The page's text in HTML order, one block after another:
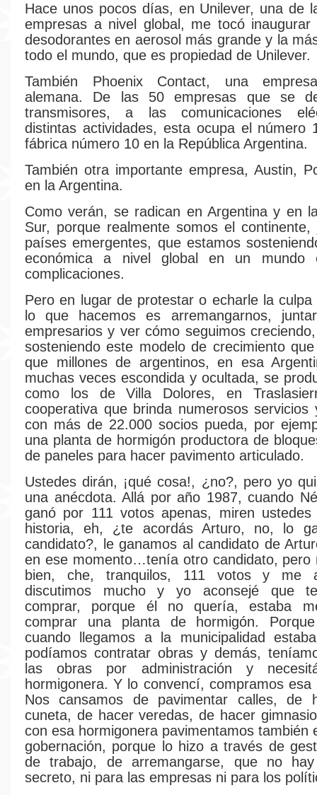
Hace unos pocos días, en Unilever, una de
empresas a nivel global, me tocó
desodorantes en aerosol más grande y la
todo el mundo, que es propiedad de Unilever.
También Phoenix Contact, una
alemana. De las 50 empresas que se
transmisores, a las comunicaciones
distintas actividades, esta ocupa el número
fábrica número 10 en la República Argentina.
También otra importante empresa, Austin,
en la Argentina.
Como verán, se radican en Argentina y en
Sur, porque realmente somos el
países emergentes, que estamos
económica a nivel global en un mundo
complicaciones.
Pero en lugar de protestar o echarle la
lo que hacemos es arremangarnos,
empresarios y ver cómo seguimos
sosteniendo este modelo de crecimiento
que millones de argentinos, en esa
muchas veces escondida y ocultada, se
como los de Villa Dolores, en
cooperativa que brinda numerosos servicios
con más de 22.000 socios pueda, por
una planta de hormigón productora de
de paneles para hacer pavimento articulado.
Ustedes dirán, ¡qué cosa!, ¿no?, pero yo
una anécdota. Allá por año 1987, cuando
ganó por 111 votos apenas, miren
historia, eh, ¿te acordás Arturo, no, lo
candidato?, le ganamos al candidato de
en ese momento…tenía otro candidato, pero
bien, che, tranquilos, 111 votos y me
discutimos mucho y yo aconsejé que
comprar, porque él no quería, estaba
comprar una planta de hormigón.
cuando llegamos a la municipalidad
podíamos contratar obras y demás,
las obras por administración y
hormigonera. Y lo convencí, compramos esa
Nos cansamos de pavimentar calles, de
cuneta, de hacer veredas, de hacer
con esa hormigonera pavimentamos también
gobernación, porque lo hizo a través de
de trabajo, de arremangarse, que no
secreto, ni para las empresas ni para los